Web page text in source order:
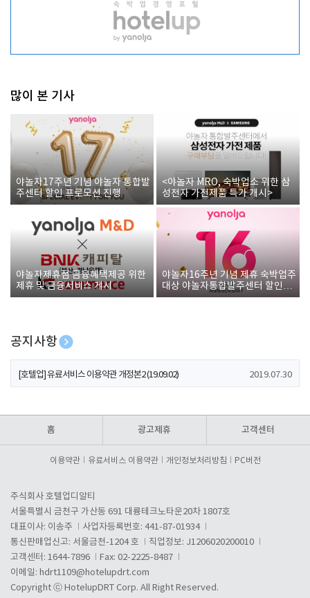
많이 본 기사
야놀자17주년 기념 야놀자 통합발
주센터 할인 프로모션 진행
<야놀자 MRO, 숙박업소 위한 삼
성전자 가전제품 특가 개시>
야놀자제휴점 금융혜택제공 위한
제휴 및 금융서비스 게시
야놀자16주년 기념 제휴 숙박업주
대상 야놀자통합발주센터 할인쿠
폰 증정
공지사항
[호텔업] 개인정보 처리방침 개정본1 (19.09.02)
[호텔업] 유료서비스 이용약관 개정본2 (19.09.02) 2019.07.30
홈 광고제휴 고객센터
이용약관 유료서비스 이용약관 개인정보처리방침 PC버전
주식회사 호텔업디알티
서울특별시 금천구 가산동 691 대륭테크노타운20차 1807호
대표이사: 이송주
사업자등록번호: 441-87-01934
통신판매업신고: 서울금천-1204 호
직업정보: J1206020200010
고객센터: 1644-7896
Fax: 02-2225-8487
이메일: hdrt1109@hotelupdrt.com
Copyright ⓒ HotelupDRT Corp. All Right Reserved.